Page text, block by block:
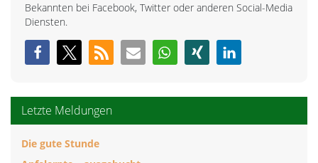
Bekannten bei Facebook, Twitter oder anderen Social-Media
Diensten.
Letzte Meldungen
Die gute Stunde